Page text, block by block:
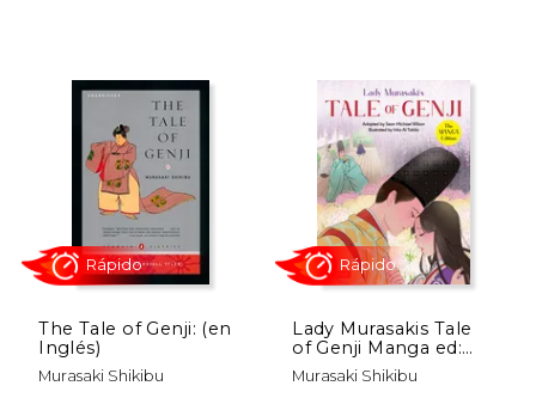
15%
dcto.
The Tale of Genji: (en
Inglés)
Murasaki Shikibu
Lady Murasakis Tale
of Genji Manga ed:
The Manga Edition
(en Inglés)
Murasaki Shikibu